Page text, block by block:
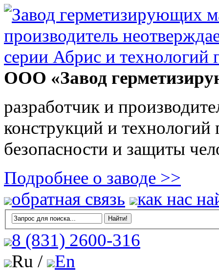
ООО «Завод
разработчик и
конструкций и
безопасности и защиты
Подробнее о заводе >>
обратная связь
как нас
8 (831) 2600-316
Ru /
En